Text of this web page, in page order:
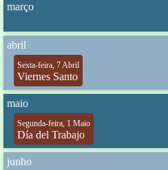
março
abril
Sexta-feira, 7 Abril
Viernes Santo
maio
Segunda-feira, 1 Maio
Día del Trabajo
junho